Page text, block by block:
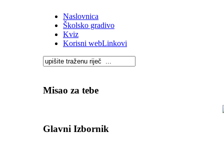
Naslovnica
Školsko gradivo
Kviz
Korisni webLinkovi
Misao za tebe
Glavni Izbornik